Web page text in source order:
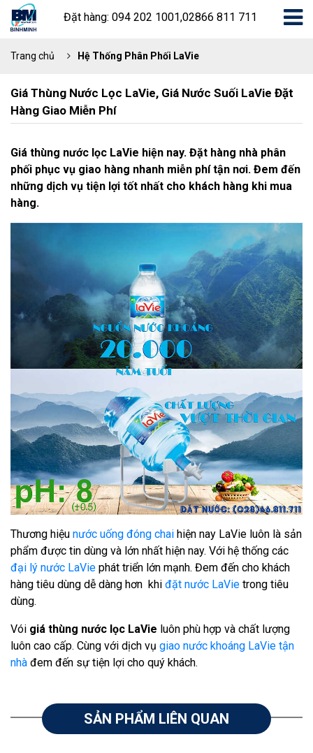
Đặt hàng: 094 202 1001,02866 811 711
Trang chủ Hệ Thống Phân Phối LaVie
Giá Thùng Nước Lọc LaVie, Giá Nước Suối LaVie Đặt
Hàng Giao Miễn Phí
Giá thùng nước lọc LaVie hiện nay. Đặt hàng nhà phân
phối phục vụ giao hàng nhanh miễn phí tận nơi. Đem đến
những dịch vụ tiện lợi tốt nhất cho khách hàng khi mua
hàng.
Thương hiệu nước uống đóng chai hiện nay LaVie luôn là sản
phẩm được tin dùng và lớn nhất hiện nay. Với hệ thống các
đại lý nước LaVie phát triển lớn mạnh. Đem đến cho khách
hàng tiêu dùng dễ dàng hơn khi đặt nước LaVie trong tiêu
dùng.
Vói giá thùng nước lọc LaVie luôn phù hợp và chất lượng
luôn cao cấp. Cùng với dịch vụ giao nước khoáng LaVie tận
nhà đem đến sự tiện lợi cho quý khách.
SẢN PHẨM LIÊN QUAN